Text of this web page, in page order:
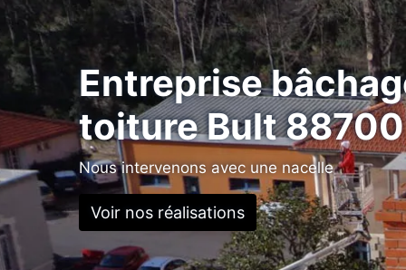
Entreprise
toiture Bult 88700
Nous intervenons avec une nacelle
Voir nos réalisations